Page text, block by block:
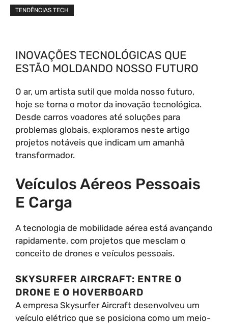
TENDÊNCIAS TECH
INOVAÇÕES TECNOLÓGICAS QUE
ESTÃO MOLDANDO NOSSO FUTURO
O ar, um artista sutil que molda nosso futuro,
hoje se torna o motor da inovação tecnológica.
Desde carros voadores até soluções para
problemas globais, exploramos neste artigo
projetos notáveis que indicam um amanhã
transformador.
Veículos Aéreos Pessoais
E Carga
A tecnologia de mobilidade aérea está avançando
rapidamente, com projetos que mesclam o
conceito de drones e veículos pessoais.
SKYSURFER AIRCRAFT: ENTRE O
DRONE E O HOVERBOARD
A empresa Skysurfer Aircraft desenvolveu um
veículo elétrico que se posiciona como um meio-